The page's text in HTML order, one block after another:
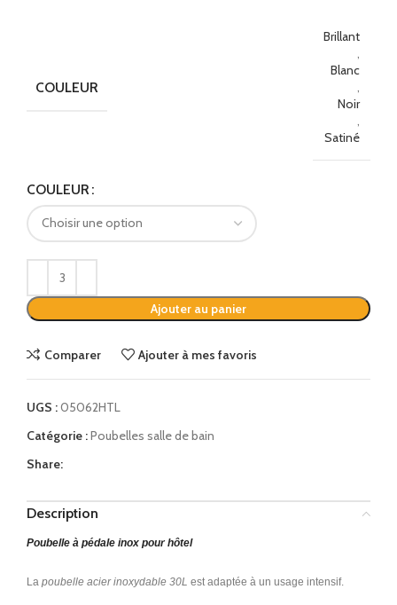
COULEUR
Brillant
,
Blanc
,
Noir
,
Satiné
COULEUR
Ajouter au panier
Alternative:
Comparer Ajouter à mes favoris
UGS :05062HTL
Catégorie :Poubelles salle de bain
Share:
Description
Poubelle à pédale inox pour hôtel
La poubelle acier inoxydable 30L est adaptée à un usage intensif.